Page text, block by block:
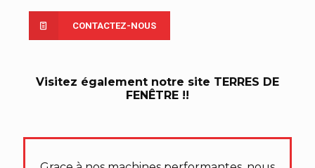
CONTACTEZ-NOUS
Visitez également notre site TERRES DE
FENÊTRE !!